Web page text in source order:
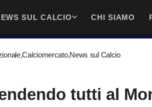
SUL CALCIO CHI SIAMO
,Calciomercato,News sul Calcio
tutti al